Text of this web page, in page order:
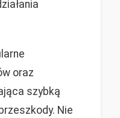
oraz
szybką
Nie